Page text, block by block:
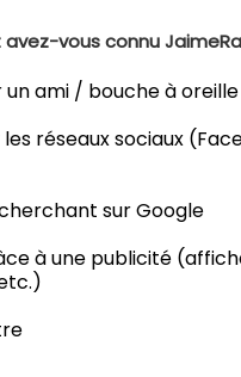
vous connu
un ami / bouche à oreille
les réseaux sociaux
sur Google
à une publicité